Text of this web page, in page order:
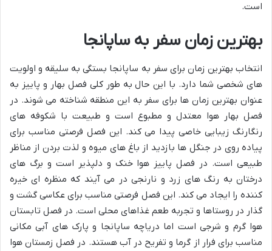
است.
بهترین زمان سفر به ساپانجا
انتخاب بهترین زمان برای سفر به ساپانجا بستگی به سلیقه و اولویت
های شخصی شما دارد. با این حال به طور کلی فصل بهار و پاییز به
عنوان بهترین زمان ها برای سفر به این منطقه شناخته می شوند. در
فصل بهار هوا معتدل و مطبوع است و طبیعت با شکوفه های
رنگارنگ زیبایی خاصی پیدا می کند. این فصل فرصتی مناسب برای
پیاده روی در جنگل ها بازدید از باغ های میوه و لذت بردن از مناظر
طبیعی است. در فصل پاییز هوا خنک و دلپذیر است و برگ های
درختان به رنگ های زرد و نارنجی در می آیند که منظره ای خیره
کننده را ایجاد می کند. این فصل فرصتی مناسب برای عکاسی گشت و
گذار در روستاها و تجربه طعم غذاهای محلی است. در فصل تابستان
هوا گرم و شرجی است اما دریاچه ساپانجا و پارک های آبی مکانی
مناسب برای فرار از گرما و تفریح در آب هستند. در فصل زمستان هوا